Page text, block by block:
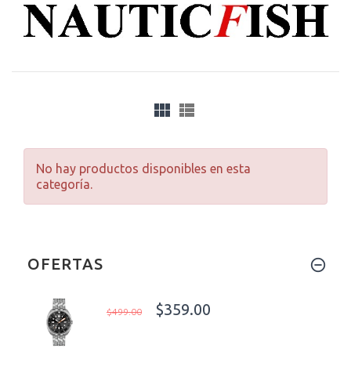
No hay productos disponibles en esta
categoría.
OFERTAS
$499.00 $359.00